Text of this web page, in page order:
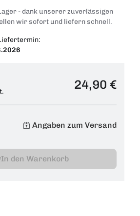
- dank unserer zuverlässigen
wir sofort und liefern schnell.
24,90 €
Angaben zum Versand
In den Warenkorb